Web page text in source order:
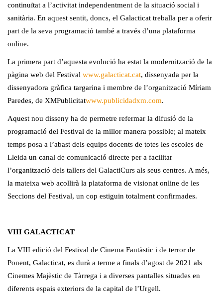
continuïtat a l’activitat independentment de la situació social i
sanitària. En aquest sentit, doncs, el Galacticat treballa per a oferir
part de la seva programació també a través d’una plataforma
online.
La primera part d’aquesta evolució ha estat la modernització de la
pàgina web del Festival www.galacticat.cat, dissenyada per la
dissenyadora gràfica targarina i membre de l’organització Míriam
Paredes, de XMPublicitatwww.publicidadxm.com.
Aquest nou disseny ha de permetre refermar la difusió de la
programació del Festival de la millor manera possible; al mateix
temps posa a l’abast dels equips docents de totes les escoles de
Lleida un canal de comunicació directe per a facilitar
l’organització dels tallers del GalactiCurs als seus centres. A més,
la mateixa web acollirà la plataforma de visionat online de les
Seccions del Festival, un cop estiguin totalment confirmades.
VIII GALACTICAT
La VIII edició del Festival de Cinema Fantàstic i de terror de
Ponent, Galacticat, es durà a terme a finals d’agost de 2021 als
Cinemes Majèstic de Tàrrega i a diverses pantalles situades en
diferents espais exteriors de la capital de l’Urgell.